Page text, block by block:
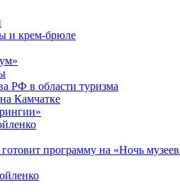
и крем-брюле
РФ в области туризма
Камчатке
программу на «Ночь